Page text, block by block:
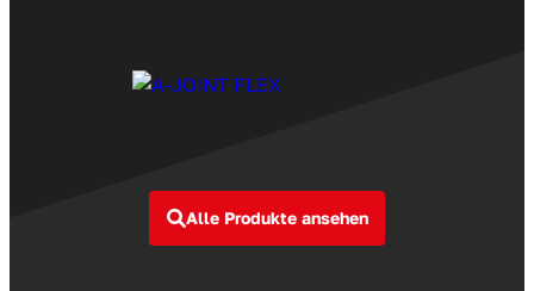
Alle Produkte ansehen